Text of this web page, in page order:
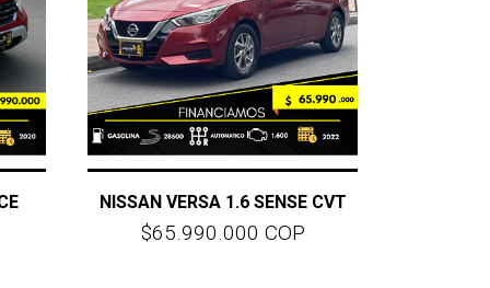
NISSAN VERSA 1.6 SENSE CVT
$65.990.000 COP